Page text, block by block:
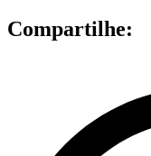
Compartilhe: